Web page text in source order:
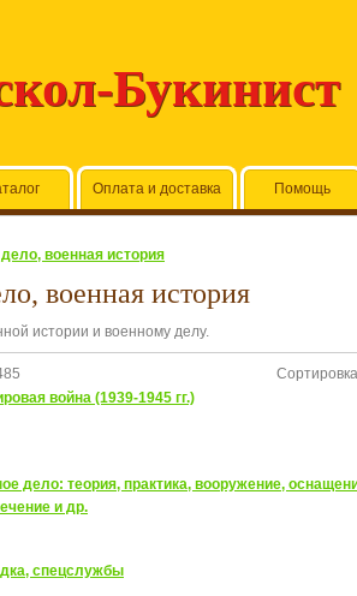
Букинист
Оплата и доставка Помощь
военная история
военная история
истории и военному делу.
война (1939-1945 гг.)
дело: теория, практика, вооружение,
и др.
спецслужбы